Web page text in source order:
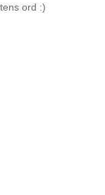
ord :)